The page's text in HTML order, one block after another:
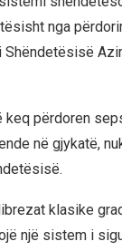
nga
përdoren
në gjykatë,
klasike
një sistem i